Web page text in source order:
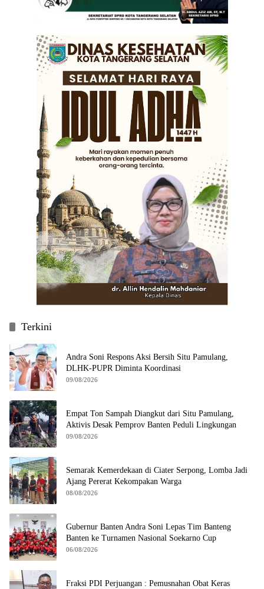
Terkini
Andra Soni Respons Aksi Bersih Situ Pamulang,
DLHK-PUPR Diminta Koordinasi
09/08/2026
Empat Ton Sampah Diangkut dari Situ Pamulang,
Aktivis Desak Pemprov Banten Peduli Lingkungan
09/08/2026
Semarak Kemerdekaan di Ciater Serpong, Lomba Jadi
Ajang Pererat Kekompakan Warga
08/08/2026
Gubernur Banten Andra Soni Lepas Tim Banteng
Banten ke Turnamen Nasional Soekarno Cup
06/08/2026
Fraksi PDI Perjuangan : Pemusnahan Obat Keras